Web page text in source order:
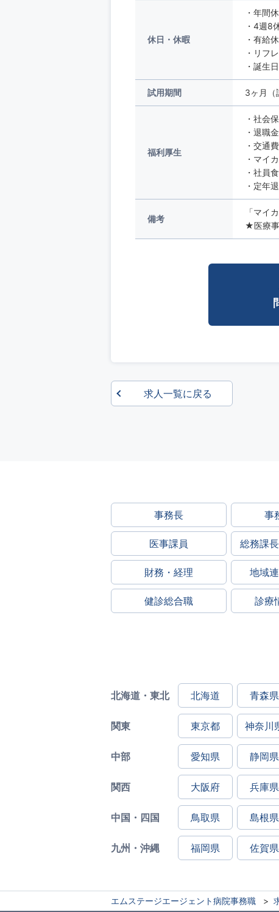
休日・休暇
・年間
・4週8
・有給
・リフ
・誕生
試用期間 3ヶ月（
福利厚生
・社会
・退職
・交通
・マイ
・社員
・定年
備考
「マイ
★医療事
求人一覧に戻る
事務長 事
医事課員 総務課
財務・経理 地域
健診総合職 診療
北海道・東北 北海道 青森県
関東 東京都 神奈川
中部 愛知県 静岡県
関西 大阪府 兵庫県
中国・四国 鳥取県 島根県
九州・沖縄 福岡県 佐賀県
エムステージエージェント病院事務職